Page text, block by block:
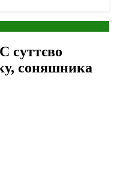
суттєво
соняшника